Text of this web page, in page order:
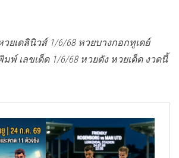
วยเดลินิวส์ 1/6/68 หวยบางกอกทูเดย์
พ์ เลขเด็ด 1/6/68 หวยดัง หวยเด็ด งวดนี้